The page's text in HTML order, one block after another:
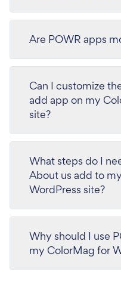
Are POWR apps
Can I customize
add app on my
site?
What steps do I
About us add to
WordPress site?
Why should I use
my ColorMag for